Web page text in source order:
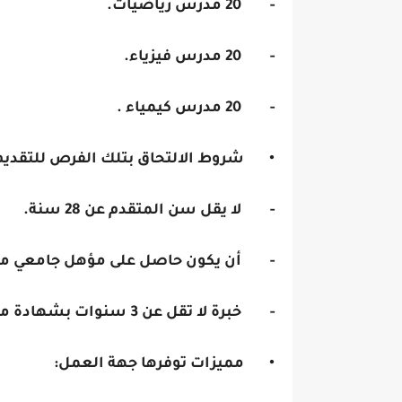
- 20 مدرس رياضيات.
- 20 مدرس فيزياء.
- 20 مدرس كيمياء .
• شروط الالتحاق بتلك الفرص
- لا يقل سن المتقدم عن 28 سنة.
- أن يكون حاصل على مؤهل جامعي
- خبرة لا تقل عن 3 سنوات بشهادة موثقة.
• مميزات توفرها جهة العمل: